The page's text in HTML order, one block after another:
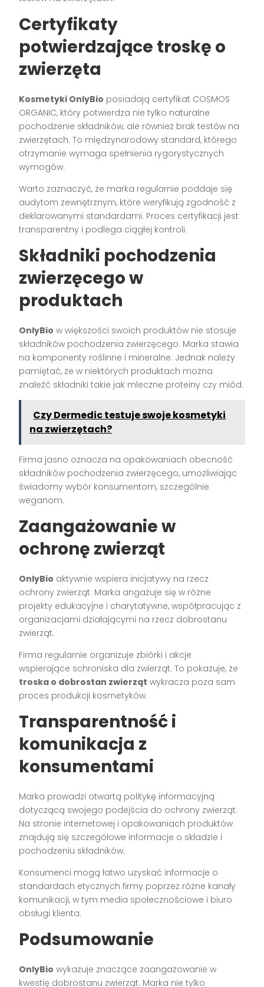
Certyfikaty
potwierdzające troskę o
zwierzęta
Kosmetyki OnlyBio posiadają certyfikat COSMOS
ORGANIC, który potwierdza nie tylko naturalne
pochodzenie składników, ale również brak testów na
zwierzętach. To międzynarodowy standard, którego
otrzymanie wymaga spełnienia rygorystycznych
wymogów.
Warto zaznaczyć, że marka regularnie poddaje się
audytom zewnętrznym, które weryfikują zgodność z
deklarowanymi standardami. Proces certyfikacji jest
transparentny i podlega ciągłej kontroli.
Składniki pochodzenia
zwierzęcego w
produktach
OnlyBio w większości swoich produktów nie stosuje
składników pochodzenia zwierzęcego. Marka stawia
na komponenty roślinne i mineralne. Jednak należy
pamiętać, że w niektórych produktach można
znaleźć składniki takie jak mleczne proteiny czy miód.
Czy Dermedic testuje swoje kosmetyki
na zwierzętach?
Firma jasno oznacza na opakowaniach obecność
składników pochodzenia zwierzęcego, umożliwiając
świadomy wybór konsumentom, szczególnie
weganom.
Zaangażowanie w
ochronę zwierząt
OnlyBio aktywnie wspiera inicjatywy na rzecz
ochrony zwierząt. Marka angażuje się w różne
projekty edukacyjne i charytatywne, współpracując z
organizacjami działającymi na rzecz dobrostanu
zwierząt.
Firma regularnie organizuje zbiórki i akcje
wspierające schroniska dla zwierząt. To pokazuje, że
troska o dobrostan zwierząt wykracza poza sam
proces produkcji kosmetyków.
Transparentność i
komunikacja z
konsumentami
Marka prowadzi otwartą politykę informacyjną
dotyczącą swojego podejścia do ochrony zwierząt.
Na stronie internetowej i opakowaniach produktów
znajdują się szczegółowe informacje o składzie i
pochodzeniu składników.
Konsumenci mogą łatwo uzyskać informacje o
standardach etycznych firmy poprzez różne kanały
komunikacji, w tym media społecznościowe i biuro
obsługi klienta.
Podsumowanie
OnlyBio wykazuje znaczące zaangażowanie w
kwestię dobrostanu zwierząt. Marka nie tylko